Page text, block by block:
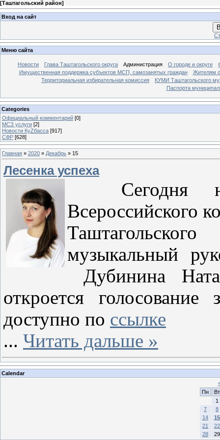
[Таштагольский район]
Вход на сайт
Меню сайта
Новости Глава Таштагольского округа Администрация О городе и округе
Имущественная поддержка субъектов МСП, самозанятых граждан
Жителям
Территориальная избирательная комиссия
КУМИ Таштагольского
Паспорта
Categories
Официальный комментарий [0]
МСЗ услуги [2]
Новости КуZбасса [917]
СФР [628]
Главная » 2020 » Декабрь » 15
Лесенка успеха
Сегодня
Всероссийского
музыкальный
Дубинина
откроется голосование
доступно по ссылке
... Читать дальше »
Calendar
Пн
Вт
1
7
8
14
15
21
22
28
29